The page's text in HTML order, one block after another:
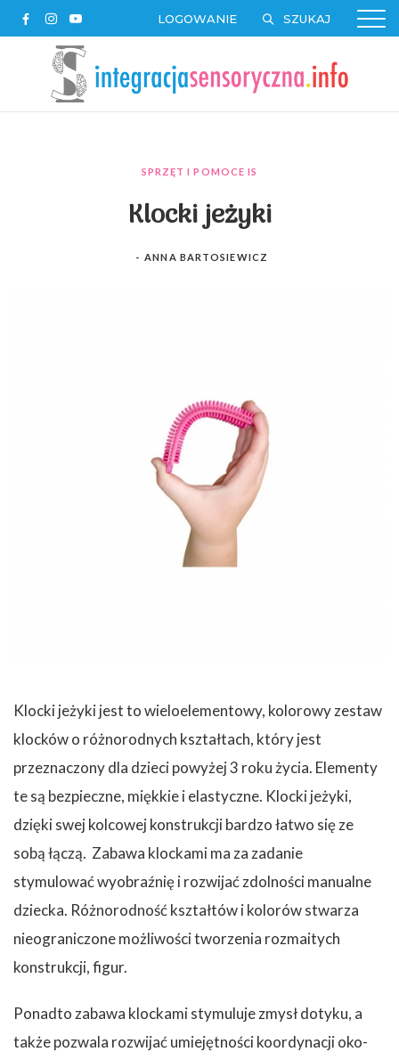
LOGOWANIE
SPRZĘT I POMOCE IS
Klocki jeżyki
- ANNA BARTOSIEWICZ
Klocki jeżyki jest to wieloelementowy, kolorowy zestaw
klocków o różnorodnych kształtach, który jest
przeznaczony dla dzieci powyżej 3 roku życia. Elementy
te są bezpieczne, miękkie i elastyczne. Klocki jeżyki,
dzięki swej kolcowej konstrukcji bardzo łatwo się ze
sobą łączą. Zabawa klockami ma za zadanie
stymulować wyobraźnię i rozwijać zdolności manualne
dziecka. Różnorodność kształtów i kolorów stwarza
nieograniczone możliwości tworzenia rozmaitych
konstrukcji, figur.
Ponadto zabawa klockami stymuluje zmysł dotyku, a
także pozwala rozwijać umiejętności koordynacji oko-